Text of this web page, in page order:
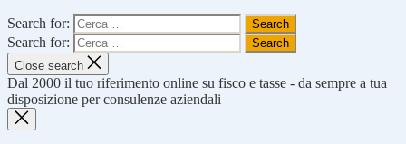
Search for:
Search for:
Close search
Dal 2000 il tuo riferimento online su fisco e tasse - da sempre a tua
disposizione per consulenze aziendali